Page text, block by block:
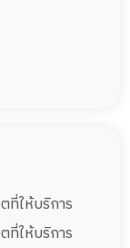
ตที่ให้บริการ
บางรัก
ตที่ให้บริการ